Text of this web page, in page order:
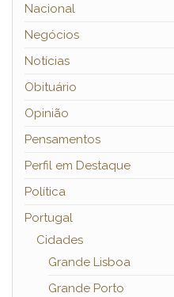
Nacional
Negócios
Notícias
Obituário
Opinião
Pensamentos
Perfil em Destaque
Política
Portugal
Cidades
Grande Lisboa
Grande Porto